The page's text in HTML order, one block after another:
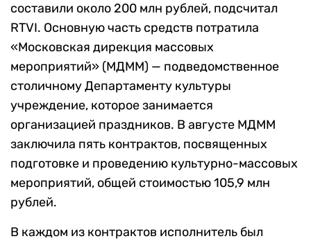
составили около 200 млн рублей, подсчитал
RTVI. Основную часть средств потратила
«Московская дирекция массовых
мероприятий» (МДММ) — подведомственное
столичному Департаменту культуры
учреждение, которое занимается
организацией праздников. В августе МДММ
заключила пять контрактов, посвященных
подготовке и проведению культурно-массовых
мероприятий, общей стоимостью 105,9 млн
рублей.
В каждом из контрактов исполнитель был